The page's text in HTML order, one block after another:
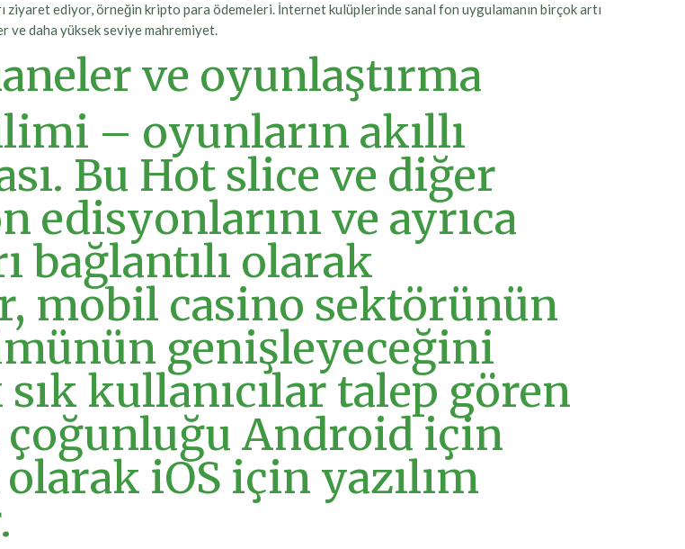
ediyor, örneğin kripto para ödemeleri. İnternet kulüplerinde sanal fon uygulamanın birçok artı
ve daha yüksek seviye mahremiyet.
ve oyunlaştırma
– oyunların akıllı
Bu Hot slice ve diğer
edisyonlarını ve ayrıca
bağlantılı olarak
mobil casino sektörünün
genişleyeceğini
kullanıcılar talep gören
Android için
iOS için yazılım